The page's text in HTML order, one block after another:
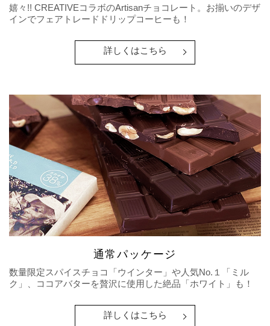
嬉々!! CREATIVEコラボのArtisanチョコレート。お揃いのデザ
インでフェアトレードドリップコーヒーも！
詳しくはこちら
通常パッケージ
数量限定スパイスチョコ「ウインター」や人気No.１「ミル
ク」、ココアバターを贅沢に使用した絶品「ホワイト」も！
詳しくはこちら